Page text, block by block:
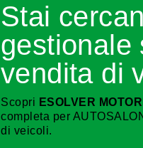
Stai
gestionale
vendita di
Scopri ESOLVER
completa per
di veicoli.